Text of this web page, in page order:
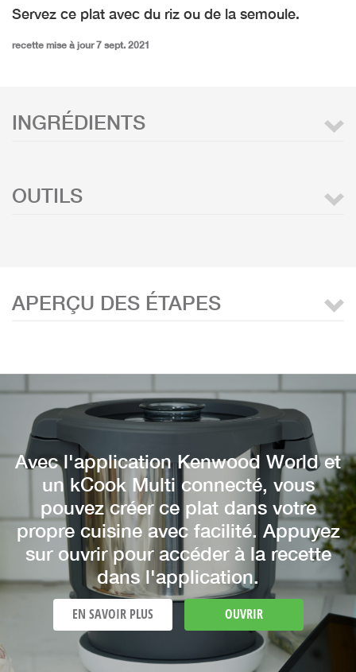
Servez ce plat avec du riz ou de la semoule.
recette mise à jour 7 sept. 2021
INGRÉDIENTS
OUTILS
APERÇU DES ÉTAPES
Avec l'application Kenwood World et
un kCook Multi connecté, vous
pouvez créer ce plat dans votre
propre cuisine avec facilité. Appuyez
sur ouvrir pour accéder à la recette
dans l'application.
EN SAVOIR PLUS OUVRIR